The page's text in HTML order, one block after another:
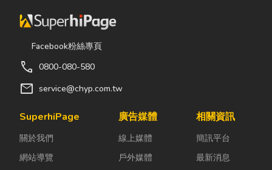
商製造品質管控等影響，外觀與
主。建議訂購前致電洽詢，或至
管控、商品流通頻繁，欲大量購
買建議您先來電洽詢避免向隅。
Facebook粉絲專頁
call 0800-080-580
mail service@chyp.com.tw
SuperhiPage
關於我們
網站導覽
廣告媒體
線上媒體
戶外媒體
相關資訊
簡訊平台
最新消息